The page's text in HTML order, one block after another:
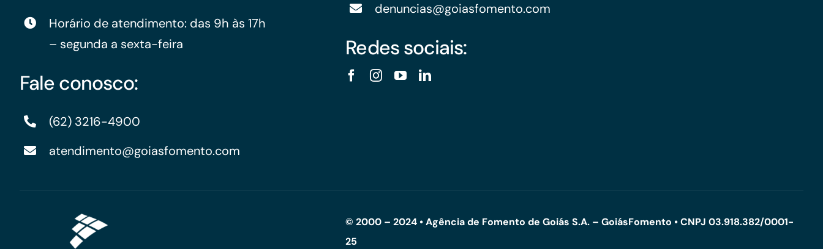
Horário de atendimento: das 9h às 17h
– segunda a sexta-feira
Fale conosco:
(62) 3216-4900
atendimento@goiasfomento.com
denuncias@goiasfomento.com
Redes sociais:
© 2000 – 2024 • Agência de Fomento de Goiás S.A. – GoiásFomento • CNPJ 03.918.382/0001-
25